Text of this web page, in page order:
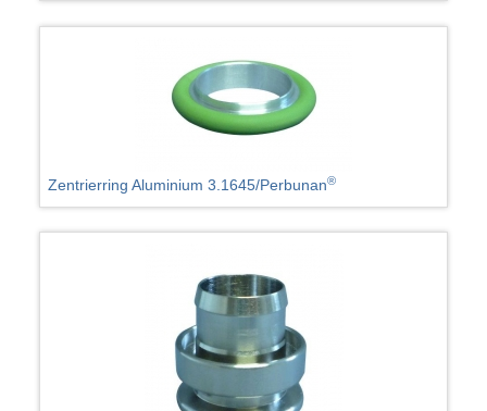
Zentrierring Aluminium 3.1645/Perbunan®